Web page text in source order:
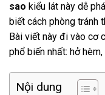
sao kiểu lát này dễ
biết cách phòng tránh
Bài viết này đi vào cơ
phổ biến nhất: hở
Nội dung